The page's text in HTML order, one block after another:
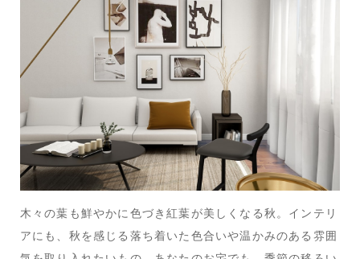
木々の葉も鮮やかに色づき紅葉が美しくなる秋。インテリ
アにも、秋を感じる落ち着いた色合いや温かみのある雰囲